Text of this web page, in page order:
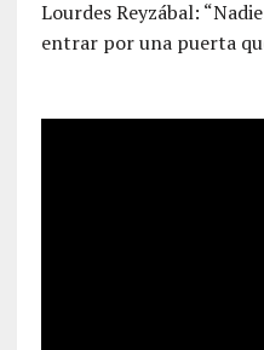
Lourdes Reyzábal:
entrar por una puerta